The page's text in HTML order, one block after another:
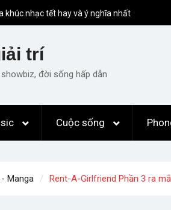
khúc nhạc tết hay và ý nghĩa nhất
xuân về
“ngoạn mục” với triệu view
ca khúc nhạc xuân “sặc mùi” quảng
hát Chúng Ta của Hiện Tại – Sơn
TP – Full lyrics bản chuẩn
trí
đời sống hấp dẫn
Cuộc sống
Manga Rent-A-Girlfriend Phần 3 ra